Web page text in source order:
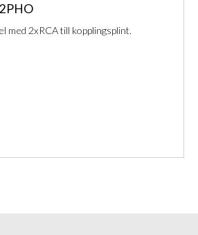
med 2xRCA till kopplingsplint.